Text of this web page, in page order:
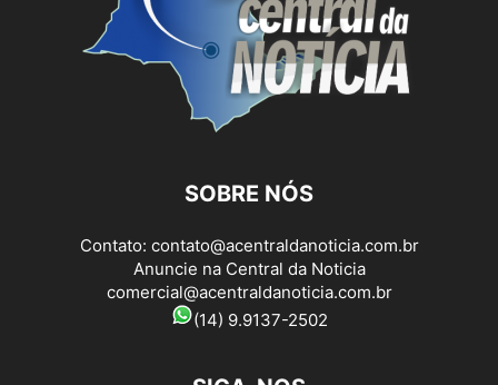
SOBRE NÓS
Contato: contato@acentraldanoticia.com.br
Anuncie na Central da Noticia
comercial@acentraldanoticia.com.br
(14) 9.9137-2502